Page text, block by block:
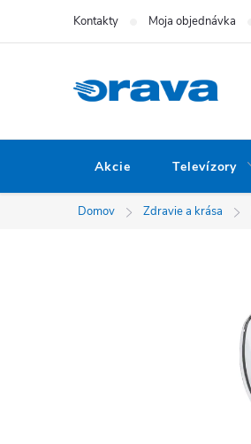
Prejsť na obsahKontakty Moja objednávka
Akcie Televízory
Domov Zdravie a krása